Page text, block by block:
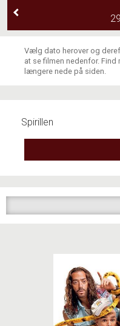
Vælg dato herover og
at se filmen nedenfor.
længere nede på siden.
Spirillen